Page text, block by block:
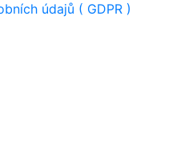
údajů ( GDPR )